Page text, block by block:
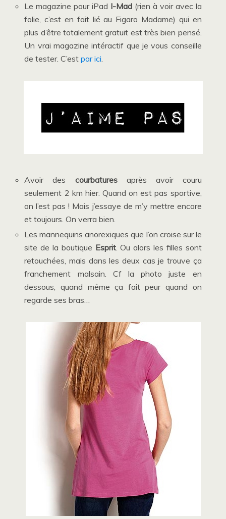
Le magazine pour iPad I-Mad (rien à voir avec la
folie, c’est en fait lié au Figaro Madame) qui en
plus d’être totalement gratuit est très bien pensé.
Un vrai magazine intéractif que je vous conseille
de tester. C’estpar ici
Avoir des courbaturesaprès avoir couru
seulement 2 km hier. Quand on est pas sportive,
on l’est pas ! Mais j’essaye de m’y mettre encore
et toujours. On verra bien.
Les mannequins anorexiques que l’on croise sur le
site de la boutique Esprit. Ou alors les filles sont
retouchées, mais dans les deux cas je trouve ça
franchement malsain. Cf la photo juste en
dessous, quand même ça fait peur quand on
regarde ses bras…